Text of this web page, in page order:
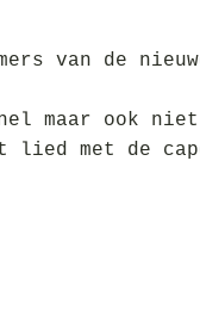
van de
maar ook niet
lied met de